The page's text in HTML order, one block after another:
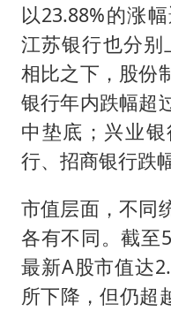
以23.88%的涨
江苏银行也分别
相比之下，股份
银行年内跌幅超
中垫底；兴业
行、招商银行跌
市值层面，不同
各有不同。截至
最新A股市值达
所下降，但仍超